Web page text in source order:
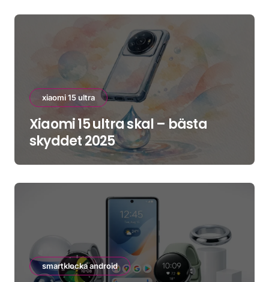
xiaomi 15 ultra
Xiaomi 15 ultra skal – bästa
skyddet 2025
smartklocka android